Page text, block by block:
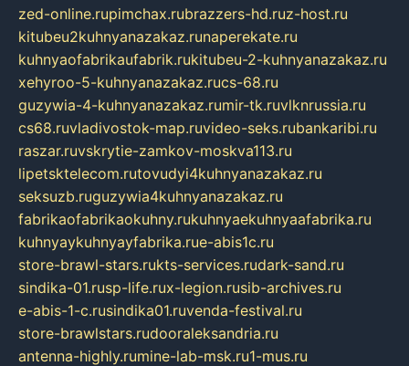
zed-online.rupimchax.rubrazzers-hd.ruz-host.ru
kitubeu2kuhnyanazakaz.runaperekate.ru
kuhnyaofabrikaufabrik.rukitubeu-2-kuhnyanazakaz.ru
xehyroo-5-kuhnyanazakaz.rucs-68.ru
guzywia-4-kuhnyanazakaz.rumir-tk.ruvlknrussia.ru
cs68.ruvladivostok-map.ruvideo-seks.rubankaribi.ru
raszar.ruvskrytie-zamkov-moskva113.ru
lipetsktelecom.rutovudyi4kuhnyanazakaz.ru
seksuzb.ruguzywia4kuhnyanazakaz.ru
fabrikaofabrikaokuhny.rukuhnyaekuhnyaafabrika.ru
kuhnyaykuhnyayfabrika.rue-abis1c.ru
store-brawl-stars.rukts-services.rudark-sand.ru
sindika-01.rusp-life.rux-legion.rusib-archives.ru
e-abis-1-c.rusindika01.ruvenda-festival.ru
store-brawlstars.rudooraleksandria.ru
antenna-highly.rumine-lab-msk.ru1-mus.ru